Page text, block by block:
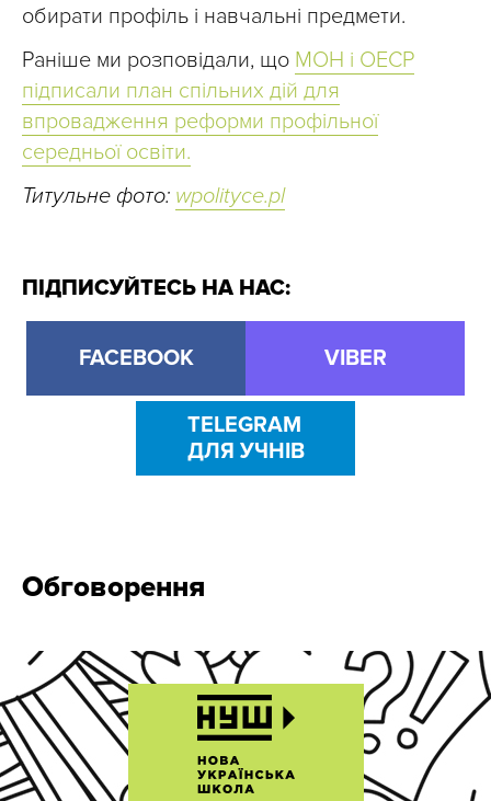
обирати профіль і навчальні предмети.
Раніше ми розповідали, що МОН і ОЕСР
підписали план спільних дій для
впровадження реформи профільної
середньої освіти.
Титульне фото: wpolityce.pl
ПІДПИСУЙТЕСЬ НА НАС:
FACEBOOK VIBER
TELEGRAM
ДЛЯ УЧНІВ
Обговорення